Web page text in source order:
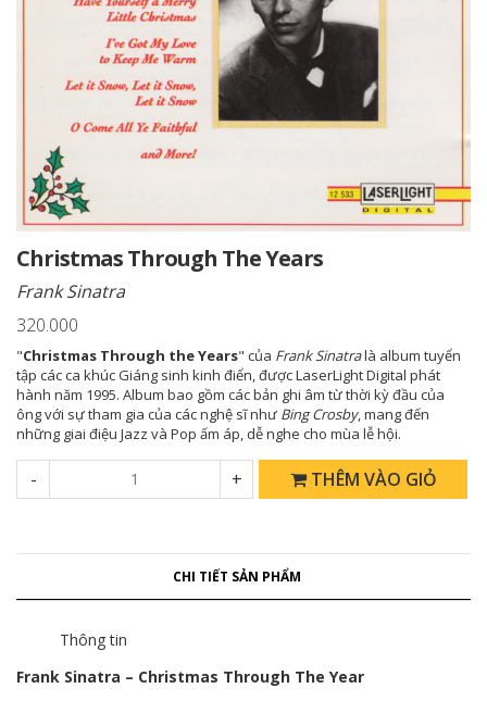
Christmas Through The Years
Frank Sinatra
320.000
"Christmas Through the Years" của Frank Sinatralà album tuyển
tập các ca khúc Giáng sinh kinh điển, được LaserLight Digital phát
hành năm 1995. Album bao gồm các bản ghi âm từ thời kỳ đầu của
ông với sự tham gia của các nghệ sĩ như Bing Crosby, mang đến
những giai điệu Jazz và Pop ấm áp, dễ nghe cho mùa lễ hội.
+
- THÊM VÀO GIỎ
CHI TIẾT SẢN PHẨM
Thông tin
Frank Sinatra – Christmas Through The Year